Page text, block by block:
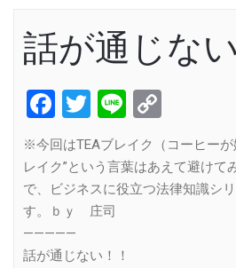
話が通じない
Facebook
Twitter
Line
Link
※今回はTEAブレイク（コーヒー
レイク”という言葉はあえて避けて
で、ビジネスに役立つ法律知識シ
す。ｂｙ 庄司
—————
話が通じない！！